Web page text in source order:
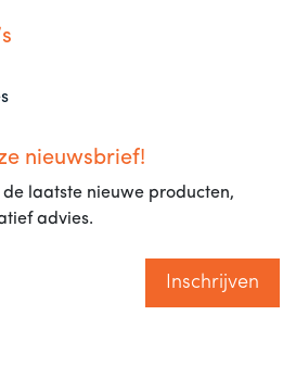
nieuwsbrief!
laatste nieuwe producten,
advies.
Inschrijven